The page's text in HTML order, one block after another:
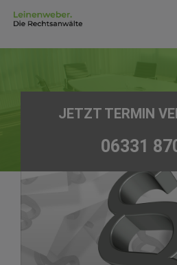
Inhalt
JETZT TERMIN
06331